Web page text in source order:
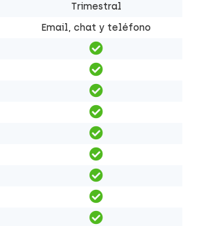
Trimestral
Email, chat y teléfono